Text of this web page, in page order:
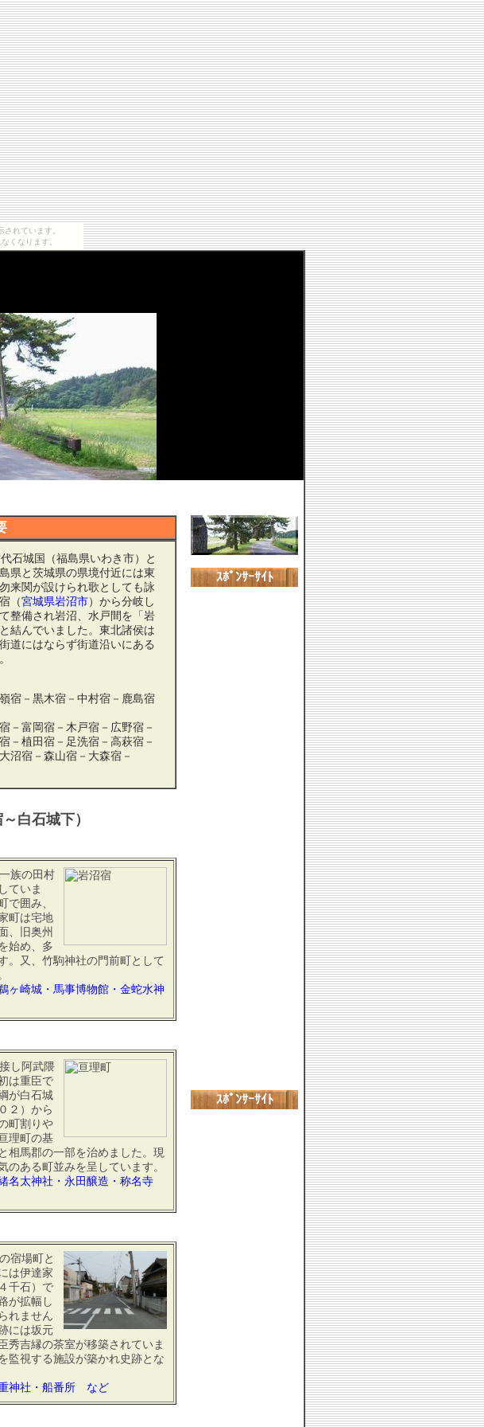
れています。
くなります。
石城国（福島県いわき市）と
県と茨城県の県境付近には東
来関が設けられ歌としても詠
（宮城県岩沼市）から分岐し
整備され岩沼、水戸間を「岩
結んでいました。東北諸侯は
道にはならず街道沿いにある
宿－黒木宿－中村宿－鹿島宿
－富岡宿－木戸宿－広野宿－
－植田宿－足洗宿－高萩宿－
沼宿－森山宿－大森宿－
白石城下）
族の田村
ていま
で囲み、
町は宅地
、旧奥州
始め、多
。又、竹駒神社の門前町として
崎城・馬事博物館・金蛇水神
し阿武隈
は重臣で
が白石城
２）から
町割りや
理町の基
相馬郡の一部を治めました。現
ある町並みを呈しています。
太神社・永田醸造・称名寺
宿場町と
は伊達家
千石）で
が拡幅し
れません
には坂元
秀吉縁の茶室が移築されていま
監視する施設が築かれ史跡とな
神社・船番所 など
ｽﾎﾟﾝｻｰｻｲﾄ
ｽﾎﾟﾝｻｰｻｲﾄ